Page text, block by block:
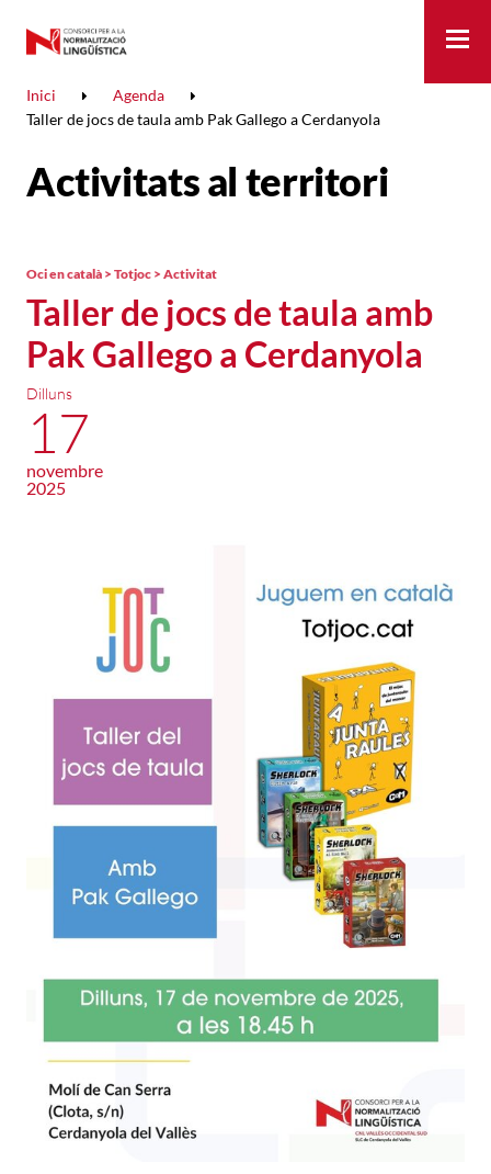
Inici
Agenda
Taller de jocs de taula amb Pak Gallego a Cerdanyola
Activitats al territori
Taller de jocs de taula amb
Pak Gallego a Cerdanyola
Oci en català > Totjoc > Activitat
Dilluns
17
novembre
2025